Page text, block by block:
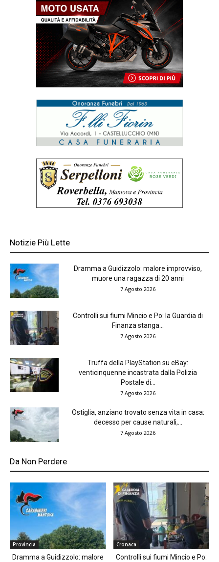
Notizie Più Lette
Dramma a Guidizzolo: malore improvviso,
muore una ragazza di 20 anni
7 Agosto 2026
Controlli sui fiumi Mincio e Po: la Guardia di
Finanza stanga...
7 Agosto 2026
Truffa della PlayStation su eBay:
venticinquenne incastrata dalla Polizia
Postale di...
7 Agosto 2026
Ostiglia, anziano trovato senza vita in casa:
decesso per cause naturali,...
7 Agosto 2026
Da Non Perdere
Provincia
Dramma a Guidizzolo: malore
Cronaca
Controlli sui fiumi Mincio e Po: